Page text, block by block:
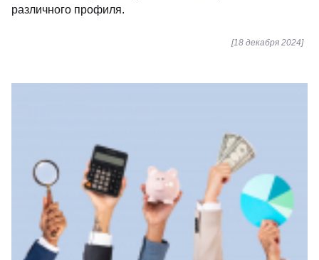
различного профиля.
[18 декабря 2024]